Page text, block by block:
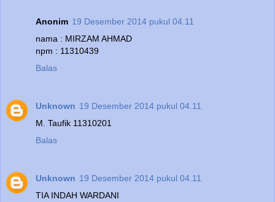
Anonim 19 Desember 2014 pukul 04.11
nama : MIRZAM AHMAD
npm : 11310439
Balas
Unknown 19 Desember 2014 pukul 04.11
M. Taufik 11310201
Balas
Unknown 19 Desember 2014 pukul 04.11
TIA INDAH WARDANI